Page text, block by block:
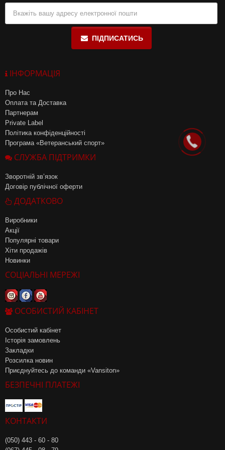
ПІДПИСАТИСЬ
ІНФОРМАЦІЯ
Про Нас
Оплата та Доставка
Партнерам
Private Label
Політика конфіденційності
Програма «Ветеранський спорт»
СЛУЖБА ПІДТРИМКИ
Зворотній зв’язок
Договір публічної оферти
ДОДАТКОВО
Виробники
Акції
Популярні товари
Хіти продажів
Новинки
СОЦІАЛЬНІ МЕРЕЖІ
ОСОБИСТИЙ КАБІНЕТ
Особистий кабінет
Історія замовлень
Закладки
Розсилка новин
Приєднуйтесь до команди «Vansiton»
БЕЗПЕЧНІ ПЛАТЕЖІ
КОНТАКТИ
(050) 443 - 60 - 80